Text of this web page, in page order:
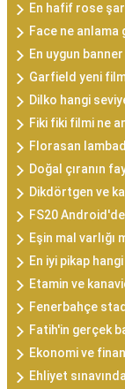
En hafif rose
Face ne anlama
En uygun
Garfield yeni
Dilko hangi
Fiki fiki filmi ne
Florasan
Doğal çıranın
Dikdörtgen ve
FS20
Eşin mal varlığı
En iyi pikap
Etamin ve
Fenerbahçe
Fatih'in gerçek
Ekonomi ve
Ehliyet